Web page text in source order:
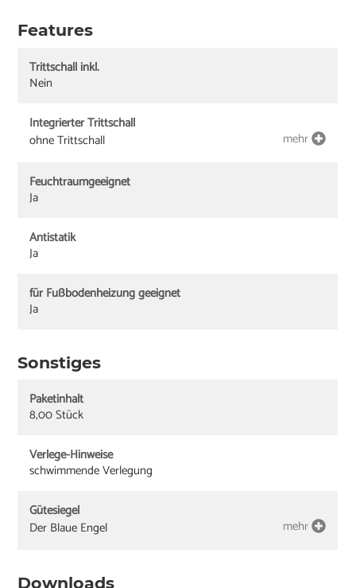
Features
Trittschall inkl.
Nein
Integrierter Trittschall
ohne Trittschall
mehr
Feuchtraumgeeignet
Ja
Antistatik
Ja
für Fußbodenheizung geeignet
Ja
Sonstiges
Paketinhalt
8,00 Stück
Verlege-Hinweise
schwimmende Verlegung
Gütesiegel
Der Blaue Engel
mehr
Downloads